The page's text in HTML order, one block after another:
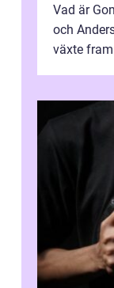
Vad är
och
växte